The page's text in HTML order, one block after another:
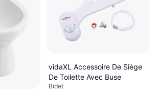
vidaXL Accessoire De Siège
De Toilette Avec Buse
Bidet